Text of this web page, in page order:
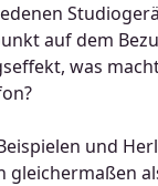
auf dem
was
und
gleichermaßen